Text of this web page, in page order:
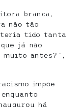
branca,
não tão
teria tido tanta
já não
antes?”,
impõe
há